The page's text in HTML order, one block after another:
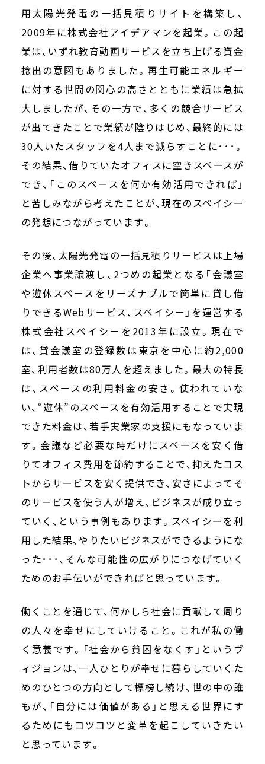
用太陽光発電の一括見積りサイトを構築し、
2009年に株式会社アイデアマンを起業。この起
業は、いずれ教育動画サービスを立ち上げる資金
捻出の意図もありました。再生可能エネルギー
に対する世間の関心の高さとともに業績は急拡
大しましたが、その一方で、多くの競合サービス
が出てきたことで業績が陰りはじめ、最終的には
30人いたスタッフを4人まで減らすことに･･･。
その結果、借りていたオフィスに空きスペースが
でき、「このスペースを何か有効活用できれば」
と苦しみながら考えたことが、現在のスペイシー
の発想につながっています。
その後、太陽光発電の一括見積りサービスは上場
企業へ事業譲渡し、2つめの起業となる「会議室
や遊休スペースをリーズナブルで簡単に貸し借
りできるWebサービス、スペイシー」を運営する
株式会社スペイシーを2013年に設立。現在で
は、貸会議室の登録数は東京を中心に約2,000
室、利用者数は80万人を超えました。最大の特長
は、スペースの利用料金の安さ。使われていな
い、“遊休”のスペースを有効活用することで実現
できた料金は、若手実業家の支援にもなっていま
す。会議など必要な時だけにスペースを安く借
りてオフィス費用を節約することで、抑えたコス
トからサービスを安く提供でき、安さによってそ
のサービスを使う人が増え、ビジネスが成り立っ
ていく、という事例もあります。スペイシーを利
用した結果、やりたいビジネスができるようにな
った･･･、そんな可能性の広がりにつなげていく
ためのお手伝いができればと思っています。
働くことを通じて、何かしら社会に貢献して周り
の人々を幸せにしていけること。これが私の働
く意義です。「社会から貧困をなくす」というヴ
ィジョンは、一人ひとりが幸せに暮らしていくた
めのひとつの方向として標榜し続け、世の中の誰
もが、「自分には価値がある」と思える世界にす
るためにもコツコツと変革を起こしていきたい
と思っています。